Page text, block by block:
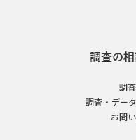
調査の
調
調査・デー
お問